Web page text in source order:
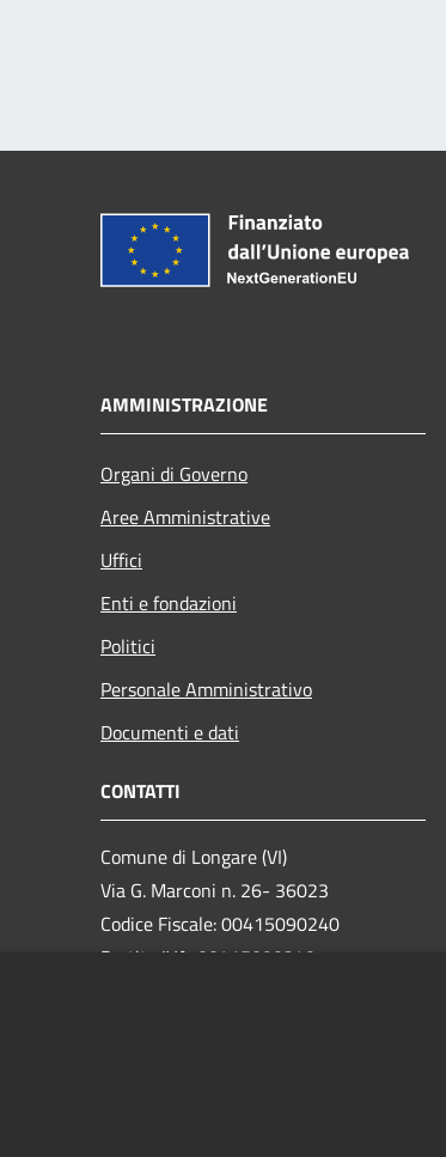
AMMINISTRAZIONE
Organi di Governo
Aree Amministrative
Uffici
Enti e fondazioni
Politici
Personale Amministrativo
Documenti e dati
CONTATTI
Comune di Longare (VI)
Via G. Marconi n. 26- 36023
Codice Fiscale: 00415090240
Partita IVA: 00415090240